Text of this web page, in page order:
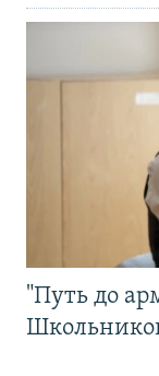
"Путь до